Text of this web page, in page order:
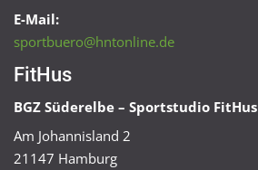
E-Mail:
sportbuero@hntonline.de
FitHus
BGZ Süderelbe – Sportstudio FitHus
Am Johannisland 2
21147 Hamburg